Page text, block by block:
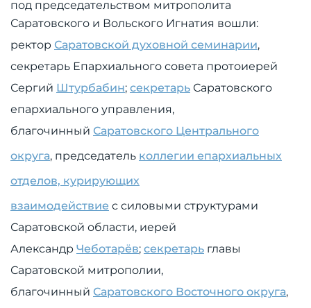
под председательством митрополита
Саратовского и Вольского Игнатия вошли:
ректор Саратовской духовной семинарии,
секретарь Епархиального совета протоиерей
Сергий Штурбабин; секретарь Саратовского
епархиального управления,
благочинный Саратовского Центрального
округа, председатель коллегии епархиальных
отделов, курирующих
взаимодействие с силовыми структурами
Саратовской области, иерей
Александр Чеботарёв; секретарь главы
Саратовской митрополии,
благочинный Саратовского Восточного округа,